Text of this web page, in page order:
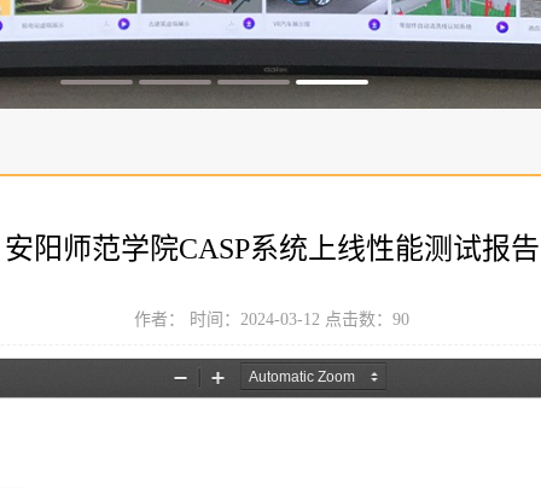
安阳师范学院CASP系统上线性能测试报告
作者： 时间：2024-03-12 点击数： 90